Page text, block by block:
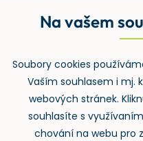
Rejstřík používaných
Zpětný odběr
Na vašem
Soubory cookies
Vaším souhlasem i mj.
webových stránek.
souhlasíte s
chování na webu pro